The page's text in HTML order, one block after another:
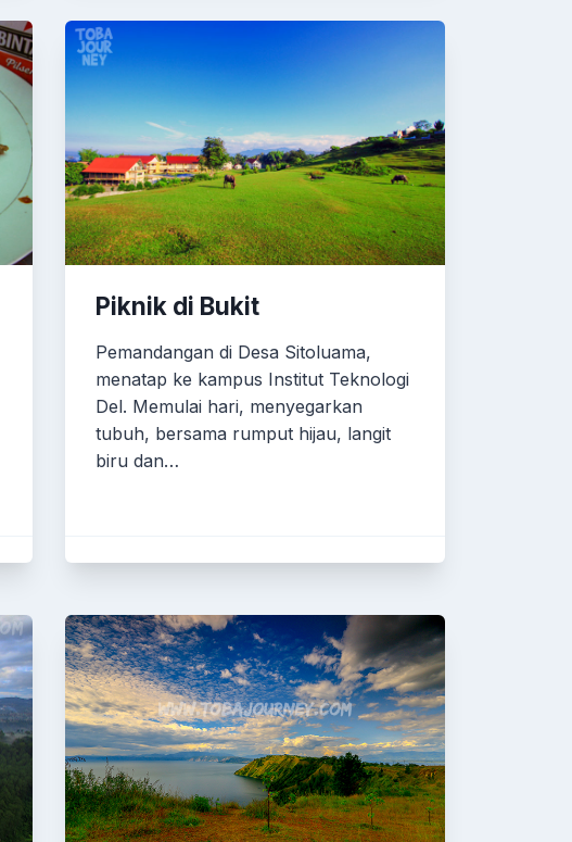
Piknik di Bukit
Pemandangan di Desa Sitoluama,
menatap ke kampus Institut Teknologi
Del. Memulai hari, menyegarkan
tubuh, bersama rumput hijau, langit
biru dan…